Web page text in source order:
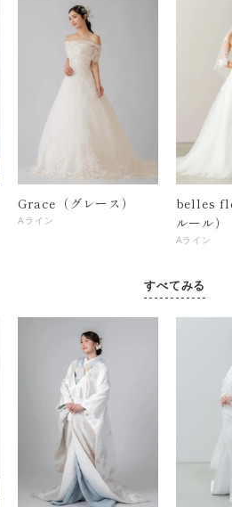
Grace（グレース）
Aライン
belles
ルール）
Aライン
すべてみる